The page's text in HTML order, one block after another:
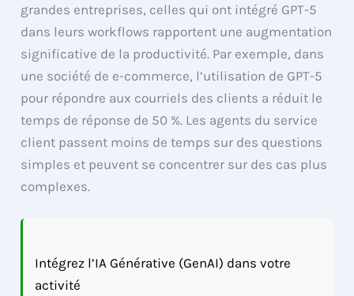
grandes entreprises, celles qui ont intégré GPT-5
dans leurs workflows rapportent une augmentation
significative de la productivité. Par exemple, dans
une société de e-commerce, l’utilisation de GPT-5
pour répondre aux courriels des clients a réduit le
temps de réponse de 50 %. Les agents du service
client passent moins de temps sur des questions
simples et peuvent se concentrer sur des cas plus
complexes.
Intégrez l’IA Générative (GenAI) dans votre
activité